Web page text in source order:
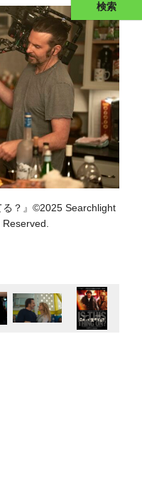
検索
？』©2025 Searchlight